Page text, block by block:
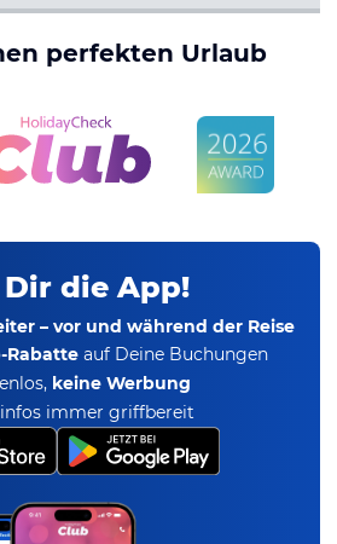
perfekten Urlaub
Dir die App!
– vor und während der Reise
Rabatte auf Deine Buchungen
keine Werbung
immer griffbereit